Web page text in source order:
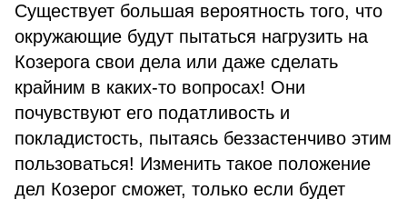
Существует большая вероятность того, что
окружающие будут пытаться нагрузить на
Козерога свои дела или даже сделать
крайним в каких-то вопросах! Они
почувствуют его податливость и
покладистость, пытаясь беззастенчиво этим
пользоваться! Изменить такое положение
дел Козерог сможет, только если будет